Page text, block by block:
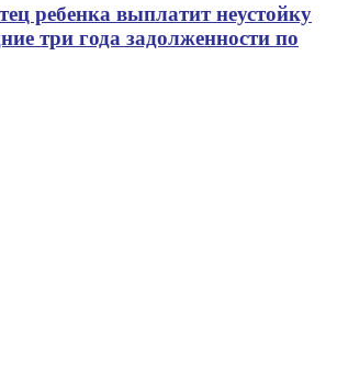
ребенка выплатит неустойку
три года задолженности по